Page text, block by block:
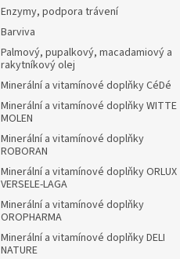
Enzymy, podpora trávení
Barviva
Palmový, pupalkový, macadamiový a
rakytníkový olej
Minerální a vitamínové doplňky CéDé
Minerální a vitamínové doplňky WITTE
MOLEN
Minerální a vitamínové doplňky
ROBORAN
Minerální a vitamínové doplňky ORLUX
VERSELE-LAGA
Minerální a vitamínové doplňky
OROPHARMA
Minerální a vitamínové doplňky DELI
NATURE